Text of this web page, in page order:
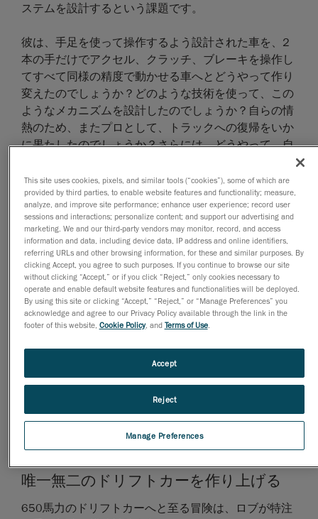
ステムを設計するという課題です。
彼は、手足を使って操作するよう設計された車を、2
本の手だけでアクセル、クラッチ、ブレーキを操作し
てすべて同様の精度で動かせる車へとどうやって作り
変えたのでしょうか？どのような技術を使って、この
ようなメカニズムを設計したのでしょうか？自らの情
熱のため、またプロとして、トラックへの復帰をいか
に果たしたのでしょうか？さらには、どうやって、自
にさせ、奮起させたのでしょうか？唯一無二のレース
カーとそれを乗りこなすドリフトの達人の感動の物語
をご紹介しましょう。
唯一無二のドリフトカーを作り上げる
650馬力のドリフトカーへと至る冒険は、ロブが特注
This site uses cookies, pixels, and similar tools (“cookies”), some of which are
provided by third parties, to enable website features and functionality; measure,
analyze, and improve site performance; enhance user experience; record user
sessions and interactions; personalize content; and support our advertising and
marketing. We and our third-party vendors may monitor, record, and access
information and data, including device data, IP address and online identifiers,
referring URLs and other browsing information, for these and similar purposes. By
clicking Accept, you agree to such purposes. If you continue to browse our site
without clicking “Accept,” or if you click “Reject,” only cookies necessary to
operate and enable default website features and functionalities will be deployed.
By using this site or clicking “Accept,” “Reject,” or “Manage Preferences” you
acknowledge and agree to our Privacy Policy available through the link in the
footer of this website, Cookie Policy, and Terms of Use.
Manage Preferences
Reject
Accept